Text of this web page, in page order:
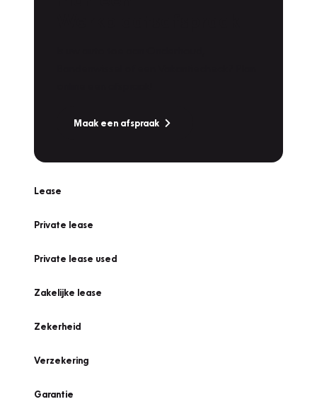
Maak een afspraak
Lease
Private lease
Private lease used
Zakelijke lease
Zekerheid
Verzekering
Garantie